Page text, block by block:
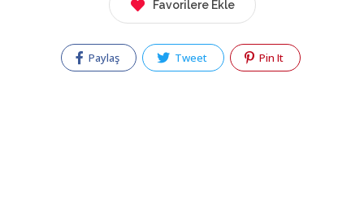
Favorilere Ekle
Paylaş Tweet Pin It